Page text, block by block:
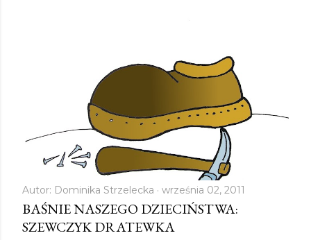
Autor: Dominika Strzelecka września 02, 2011
BAŚNIE NASZEGO DZIECIŃSTWA:
SZEWCZYK DRATEWKA